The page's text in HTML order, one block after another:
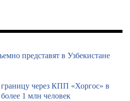
представят в Узбекистане
через КПП «Хоргос» в
1 млн человек